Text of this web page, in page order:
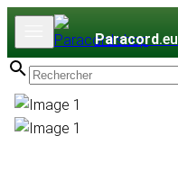
Paracord.eu